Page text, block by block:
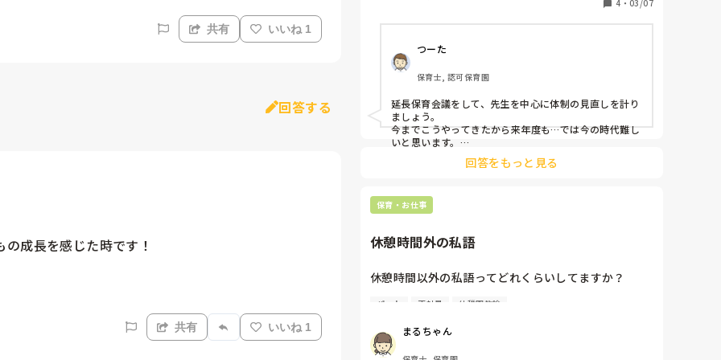
共有 いいね 1
回答する
成長を感じた時です！
共有 いいね 1
去年の秋頃から正規フリーで1人の先生が延長保育の
時間（30分程度）に体制によって加わる時もありま
以前から他のパートさん達の保育に対する無責任な部
分、人任せ、動きが鈍い…年齢層が高いからなのか？
など私なりに不満。
みなさん指示待ちで自分から動かない…座ってるだ
け。
私が保護者対応中に子どもが抜け出しても気づかな
い、追いかけない…私が、対応を中断して追いかけ
人が3人〜4人固まる。膝に1人の子どもを座らせてマ
ンツーマンやら1番危険な0歳児やトラブルを起こす子
どもはほったらかし…幼児の所には誰も大人がいな
い…
1人でバタバタ動いてます。3人〜4人の先生にその都
の体制はかわりません。指示しなくても雰囲気でわか
ってくれないのか？延長の流れを変えた事、気になる
子などその都度、それぞれの先生に子どもの名前を出
4 ・ 03/07
つーた
保育士, 認可保育園
延長保育会議をして、先生を中心に体制の見直しを計り
ましょう。
今までこうやってきたから来年度も…では今の時代難し
いと思います。
自分の当たり前は他人の非常識。
も、そこまで考えずにその日の職務をこなしていれば、
見えるものは見えません。
これは、日中の保育からパート保育士が多い環境で主任
口頭の指示だけでは、行き届かない。限界がどうしても
ありました。
て動かしてパッと見て分かるようにしました。
回答をもっと見る
保育・お仕事
休憩時間外の私語
休憩時間以外の私語ってどれくらいしてますか？
私が働いている職場では、保育室を出て別室で休憩を
休憩時間は自然と私語があり、1人の空間はない感じ
パート 正社員 幼稚園教諭
まるちゃん